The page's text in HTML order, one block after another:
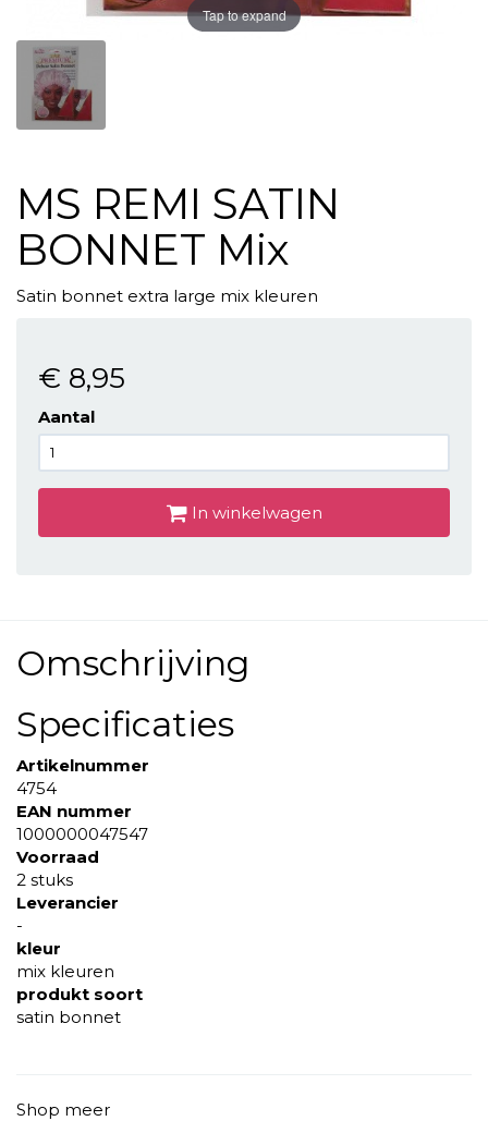
Tap to expand
MS REMI SATIN
BONNET Mix
Satin bonnet extra large mix kleuren
€ 8,95
Aantal
In winkelwagen
Omschrijving
Specificaties
Artikelnummer
4754
EAN nummer
1000000047547
Voorraad
2 stuks
Leverancier
-
kleur
mix kleuren
produkt soort
satin bonnet
Shop meer